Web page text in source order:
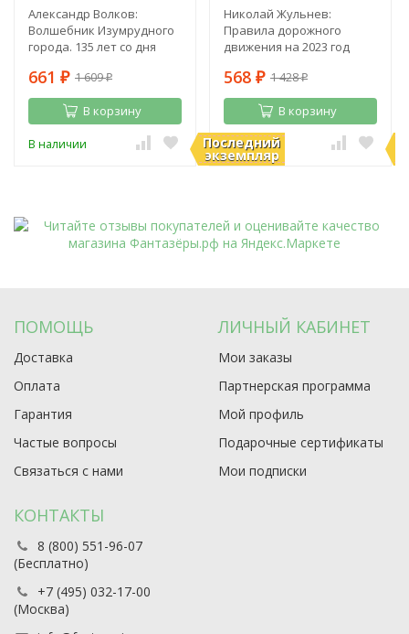
Александр Волков:
Волшебник Изумрудного
города. 135 лет со дня
661 ₽ 1 609₽
В корзину
В наличии Последний
экземпляр
Николай Жульнев:
Правила дорожного
движения на 2023 год
568 ₽ 1 428₽
В корзину
В наличии
ПОМОЩЬ
Доставка
Оплата
Гарантия
Частые вопросы
Связаться с нами
ЛИЧНЫЙ КАБИНЕТ
Мои заказы
Партнерская программа
Мой профиль
Подарочные сертификаты
Мои подписки
КОНТАКТЫ
8 (800) 551-96-07
(Бесплатно)
+7 (495) 032-17-00
(Москва)